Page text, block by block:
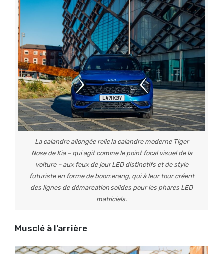
La calandre allongée relie la calandre moderne Tiger
Nose de Kia – qui agit comme le point focal visuel de la
voiture – aux feux de jour LED distinctifs et de style
futuriste en forme de boomerang, qui à leur tour créent
des lignes de démarcation solides pour les phares LED
matriciels.
Musclé à l’arrière